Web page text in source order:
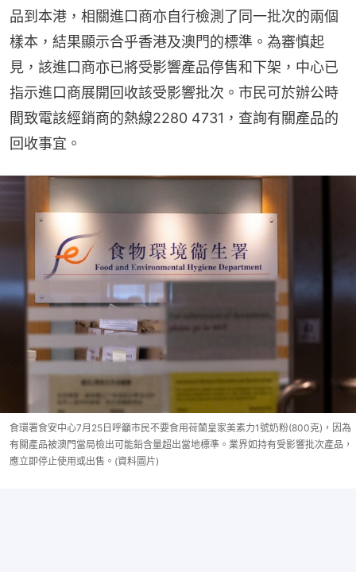
品到本港，相關進口商亦自行檢測了同一批次的兩個
樣本，結果顯示合乎香港及澳門的標準。為審慎起
見，該進口商亦已將受影響產品停售和下架，中心已
指示進口商展開回收該受影響批次。市民可於辦公時
間致電該經銷商的熱線2280 4731，查詢有關產品的
回收事宜。
食環署食安中心7月25日呼籲市民不要食用荷蘭皇家美素力1號奶粉(800克)，因為
有關產品被澳門當局檢出可能鉛含量超出當地標準。業界如持有受影響批次產品，
應立即停止使用或出售。(資料圖片)